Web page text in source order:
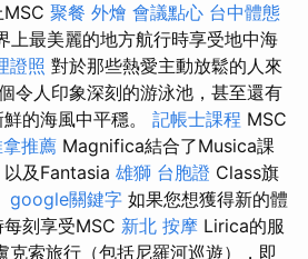
聚餐 外燴 會議點心 台中體態
上最美麗的地方航行時享受地中海
證照 對於那些熱愛主動放鬆的人來
令人印象深刻的游泳池，甚至還有
的海風中平穩。 記帳士課程 MSC
推薦 Magnifica結合了Musica課
及Fantasia 雄獅 台胞證 Class旗
google關鍵字 如果您想獲得新的體
刻享受MSC 新北 按摩 Lirica的服
克索旅行（包括尼羅河巡遊），即